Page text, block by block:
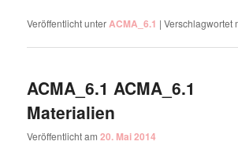
Veröffentlicht unterACMA_6.1 |Verschlagwortet
ACMA_6.1 ACMA_6.1
Materialien
Veröffentlicht am20. Mai 2014